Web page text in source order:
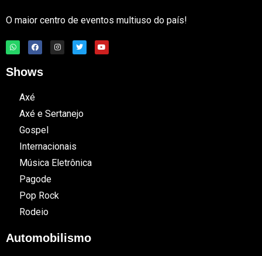
O maior centro de eventos multiuso do país!
Shows
Axé
Axé e Sertanejo
Gospel
Internacionais
Música Eletrônica
Pagode
Pop Rock
Rodeio
Automobilismo